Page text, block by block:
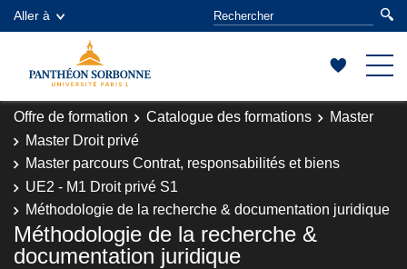
Aller à
Offre de formation Catalogue des formations
Master
Master Droit privé
Master parcours Contrat, responsabilités et biens
UE2 - M1 Droit privé S1
Méthodologie de la recherche & documentation juridique
Méthodologie de la recherche &
documentation juridique